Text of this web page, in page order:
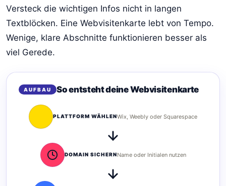
Versteck die wichtigen Infos nicht in langen
Textblöcken. Eine Webvisitenkarte lebt von Tempo.
Wenige, klare Abschnitte funktionieren besser als
viel Gerede.
AUFBAU So entsteht deine Webvisitenkarte
PLATTFORM WÄHLENWix, Weebly oder Squarespace
DOMAIN SICHERNName oder Initialen nutzen